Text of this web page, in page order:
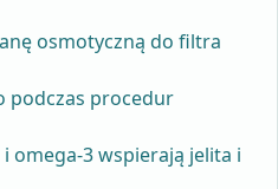
osmotyczną do filtra
podczas procedur
omega-3 wspierają jelita i